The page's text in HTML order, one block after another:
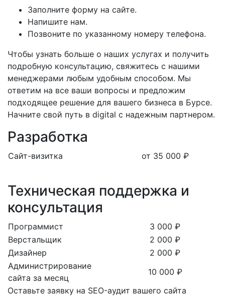
Заполните форму на сайте.
Напишите нам.
Позвоните по указанному номеру телефона.
Чтобы узнать больше о наших услугах и получить
подробную консультацию, свяжитесь с нашими
менеджерами любым удобным способом. Мы
ответим на все ваши вопросы и предложим
подходящее решение для вашего бизнеса в Бурсе.
Начните свой путь в digital с надежным партнером.
Разработка
Сайт-визитка от 35 000 ₽
Техническая поддержка и
консультация
Программист
3 000 ₽
Верстальщик
2 000 ₽
Дизайнер
2 000 ₽
Администрирование
сайта за месяц
10 000 ₽
Оставьте заявку на SEO-аудит вашего сайта